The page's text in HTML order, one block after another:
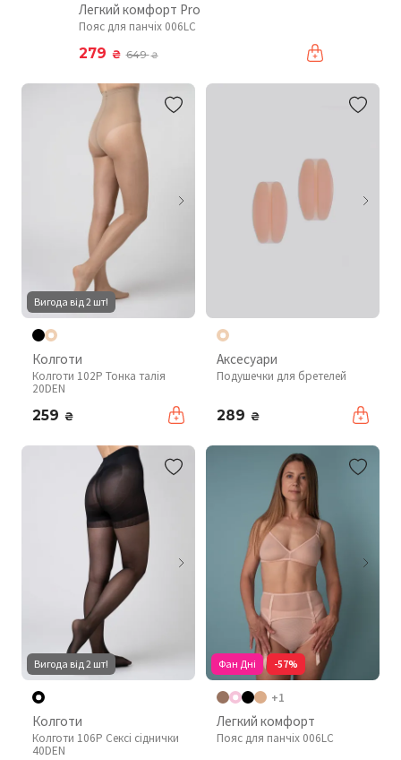
Легкий комфорт Pro
Пояс для панчіх 006LC
279 ₴ 649₴
Вигода від 2 шт!
Колготи
Колготи 102P Тонка талія
20DEN
259 ₴
Аксесуари
Подушечки для бретелей
289 ₴
Вигода від 2 шт!
Колготи
Колготи 106P Сексі сіднички
40DEN
Фан Дні -57%
+1
Легкий комфорт
Пояс для панчіх 006LC